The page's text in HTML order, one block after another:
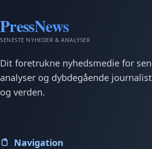
PressNews
SENESTE NYHEDER & ANALYSER
Dit foretrukne nyhedsmedie for
analyser og dybdegående
og verden.
Navigation